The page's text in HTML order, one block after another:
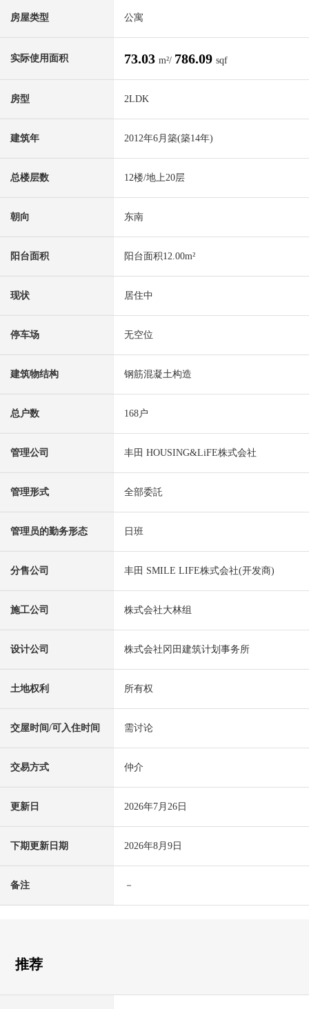
房屋类型 公寓
实际使用面积 73.03 m²/ 786.09 sqf
房型 2LDK
建筑年 2012年6月築(築14年)
总楼层数 12楼/地上20层
朝向 东南
阳台面积 阳台面积12.00m²
现状 居住中
停车场 无空位
建筑物结构 钢筋混凝土构造
总户数 168户
管理公司 丰田 HOUSING&LiFE株式会社
管理形式 全部委託
管理员的勤务形态 日班
分售公司 丰田 SMILE LIFE株式会社(开发商)
施工公司 株式会社大林组
设计公司 株式会社冈田建筑计划事务所
土地权利 所有权
交屋时间/可入住时间 需讨论
交易方式 仲介
更新日 2026年7月26日
下期更新日期 2026年8月9日
备注 －
推荐